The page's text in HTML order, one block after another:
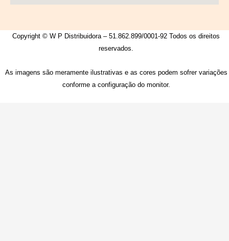
Copyright © W P Distribuidora – 51.862.899/0001-92 Todos os direitos
reservados.
As imagens são meramente ilustrativas e as cores podem sofrer variações
conforme a configuração do monitor.